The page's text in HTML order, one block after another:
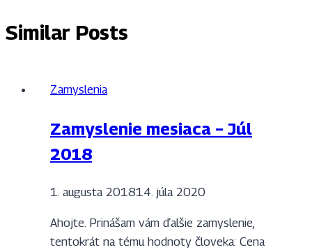
Similar Posts
Zamyslenia
Zamyslenie mesiaca – Júl
2018
1. augusta 201814. júla 2020
Ahojte. Prinášam vám ďalšie zamyslenie,
tentokrát na tému hodnoty človeka: Cena